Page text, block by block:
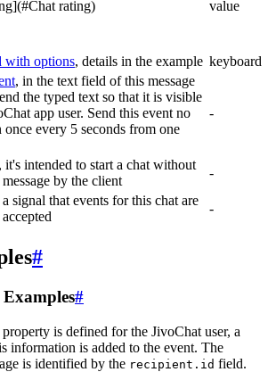
rating)
value
with options, details in the example keyboard
, in the text field of this message
the typed text so that it is visible
app user. Send this event no
once every 5 seconds from one
-
, it's intended to start a chat without
by the client
-
a signal that events for this chat are
-
#
#
is defined for the JivoChat user, a
information is added to the event. The
is identified by the recipient.id field.